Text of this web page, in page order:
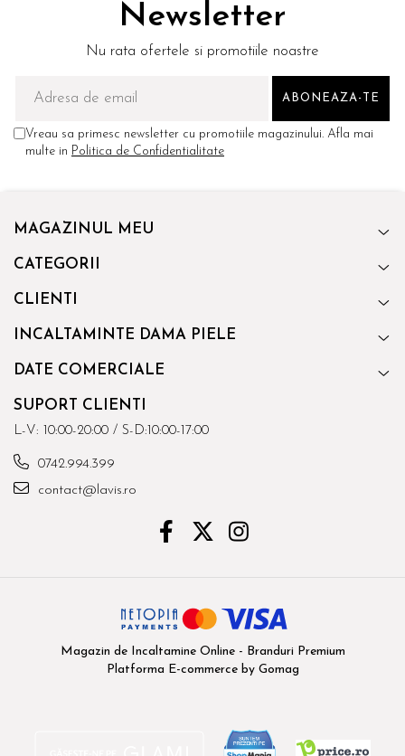
Newsletter
Nu rata ofertele si promotiile noastre
Vreau sa primesc newsletter cu promotiile magazinului. Afla mai
multe in Politica de Confidentialitate
MAGAZINUL MEU
CATEGORII
CLIENTI
INCALTAMINTE DAMA PIELE
DATE COMERCIALE
SUPORT CLIENTI
L-V: 10:00-20:00 / S-D:10:00-17:00
0742.994.399
contact@lavis.ro
Magazin de Incaltamine Online - Branduri Premium
Platforma E-commerce by Gomag